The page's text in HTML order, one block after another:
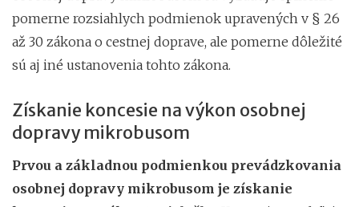
pomerne rozsiahlych podmienok upravených v § 26
až 30 zákona o cestnej doprave, ale pomerne dôležité
sú aj iné ustanovenia tohto zákona.
Získanie koncesie na výkon osobnej
dopravy mikrobusom
Prvou a základnou podmienkou prevádzkovania
osobnej dopravy mikrobusom je získanie